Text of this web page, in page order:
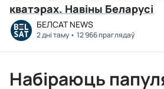
кватэрах. Навіны Беларусі
БЕЛСАТ NEWS
2 дні таму 12 966 праглядаў
Набіраюць